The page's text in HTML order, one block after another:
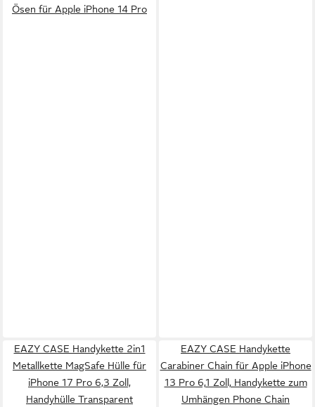
Ösen für Apple iPhone 14 Pro
EAZY CASE Handykette 2in1
Metallkette MagSafe Hülle für
iPhone 17 Pro 6,3 Zoll,
Handyhülle Transparent
EAZY CASE Handykette
Carabiner Chain für Apple iPhone
13 Pro 6,1 Zoll, Handykette zum
Umhängen Phone Chain